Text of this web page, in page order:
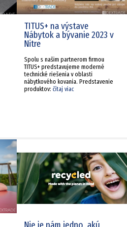
TITUS+ na výstave
Nábytok a bývanie 2023 v
Nitre
Spolu s našim partnerom firmou
TITUS+ predstavujeme moderné
technické riešenia v oblasti
nábytkového kovania. Predstavenie
produktov: čítaj viac